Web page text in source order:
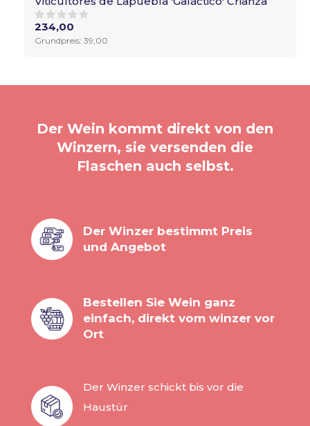
234,00
Grundpreis: 39,00
Der Wein kommt direkt von den
Winzern, sie versenden die
Flaschen auch selbst.
Der Winzer bestimmt Preis
und Angebot
Bestellen Sie Wein ganz
einfach, direkt vom winzer vor
Ort
Der Winzer schickt bis vor die
Haustür